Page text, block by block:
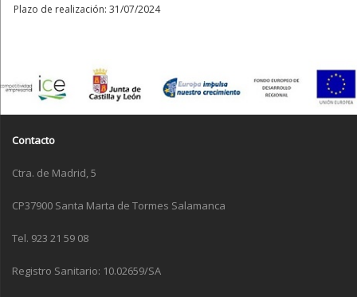
Plazo de realización: 31/07/2024
Contacto
Ctra. de Madrid, 5
CP37900 Santa Marta de Tormes Salamanca
Tel. 923 21 59 08
Registro Sanitario: 10.02659/SA